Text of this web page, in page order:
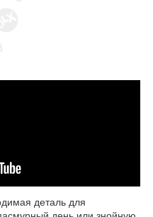
деталь для